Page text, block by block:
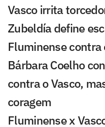
Vasco irrita
Zubeldía define
Fluminense contra
Bárbara Coelho
contra o Vasco,
coragem
Fluminense x